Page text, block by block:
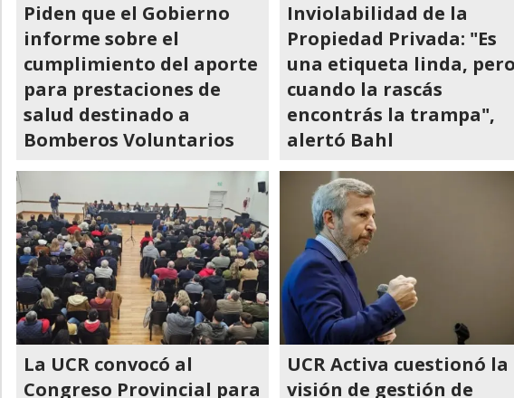
Piden que el Gobierno
informe sobre el
cumplimiento del aporte
para prestaciones de
salud destinado a
Bomberos Voluntarios
Inviolabilidad de la
Propiedad Privada: "Es
una etiqueta linda, pero
cuando la rascás
encontrás la trampa",
alertó Bahl
La UCR convocó al
Congreso Provincial para
UCR Activa cuestionó la
visión de gestión de